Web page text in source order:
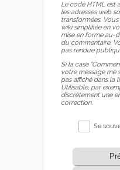
Le code HTML est
les adresses web
transformées.
wiki simplifiée en
mise en forme au-
du commentaire.
pas rendue
Si la case
votre message me
pas affiché dans la
Utilisable, par
discrètement une
correction.
Se